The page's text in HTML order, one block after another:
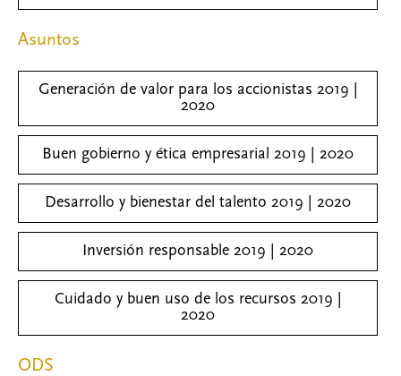
Asuntos
Generación de valor para los accionistas 2019 |
2020
Buen gobierno y ética empresarial 2019 | 2020
Desarrollo y bienestar del talento 2019 | 2020
Inversión responsable 2019 | 2020
Cuidado y buen uso de los recursos 2019 |
2020
ODS